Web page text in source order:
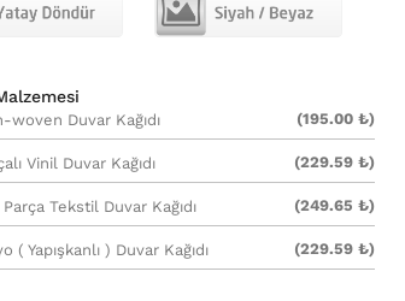
woven Duvar Kağıdı (195.00 ₺)
Vinil Duvar Kağıdı (229.59 ₺)
Tekstil Duvar Kağıdı (249.65 ₺)
( Yapışkanlı ) Duvar Kağıdı (229.59 ₺)